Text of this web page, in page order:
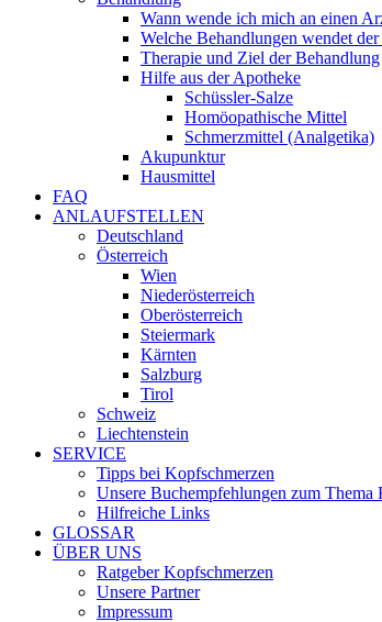
Wann wende ich mich an einen
Welche Behandlungen wendet
Therapie und Ziel der Behandlung
Hilfe aus der Apotheke
Schüssler-Salze
Homöopathische Mittel
Schmerzmittel (Analgetika)
Akupunktur
Hausmittel
FAQ
ANLAUFSTELLEN
Deutschland
Österreich
Wien
Niederösterreich
Oberösterreich
Steiermark
Kärnten
Salzburg
Tirol
Schweiz
Liechtenstein
SERVICE
Tipps bei Kopfschmerzen
Unsere Buchempfehlungen zum
Hilfreiche Links
GLOSSAR
ÜBER UNS
Ratgeber Kopfschmerzen
Unsere Partner
Impressum